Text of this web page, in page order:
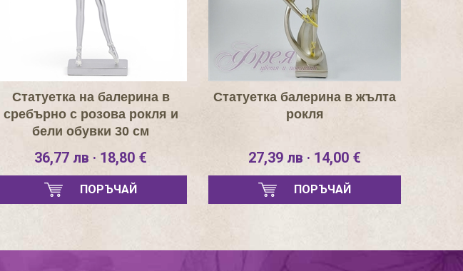
Статуетка на балерина в
сребърно с розова рокля и
бели обувки 30 см
36,77 лв · 18,80 €
ПОРЪЧАЙ
Статуетка балерина в жълта
рокля
27,39 лв · 14,00 €
ПОРЪЧАЙ